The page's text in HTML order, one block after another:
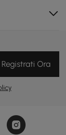
Registrati Ora